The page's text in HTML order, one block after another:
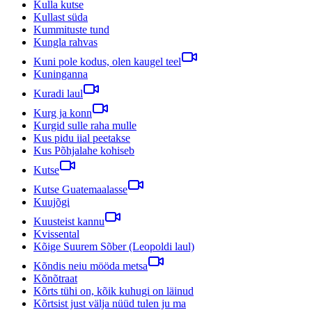
Kulla kutse
Kullast süda
Kummituste tund
Kungla rahvas
Kuni pole kodus, olen kaugel teel
Kuninganna
Kuradi laul
Kurg ja konn
Kurgid sulle raha mulle
Kus pidu iial peetakse
Kus Põhjalahe kohiseb
Kutse
Kutse Guatemaalasse
Kuujõgi
Kuusteist kannu
Kvissental
Kõige Suurem Sõber (Leopoldi laul)
Kõndis neiu mööda metsa
Kõnõtraat
Kõrts tühi on, kõik kuhugi on läinud
Kõrtsist just välja nüüd tulen ju ma